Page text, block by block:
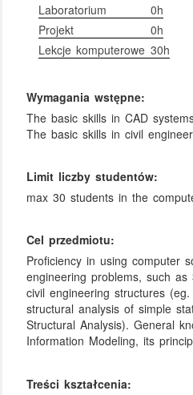
Laboratorium
0h
Projekt
0h
Lekcje komputerowe 30h
Wymagania wstępne:
The basic skills in CAD
The basic skills in civil
Limit liczby studentów:
max 30 students in the
Cel przedmiotu:
Proficiency in using computer
engineering problems, such
civil engineering structures
structural analysis of simple
Structural Analysis). General
Information Modeling, its
Treści kształcenia: